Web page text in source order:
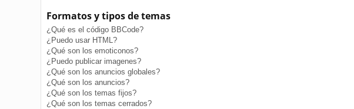
Formatos y tipos de temas
¿Qué es el código BBCode?
¿Puedo usar HTML?
¿Qué son los emoticonos?
¿Puedo publicar imagenes?
¿Qué son los anuncios globales?
¿Qué son los anuncios?
¿Qué son los temas fijos?
¿Qué son los temas cerrados?